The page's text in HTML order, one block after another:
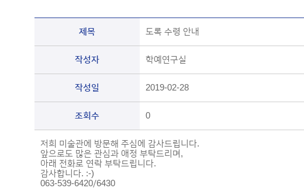
제목 도록 수령 안내
작성자 학예연구실
작성일 2019-02-28
조회수 0
저희 미술관에 방문해 주심에 감사드립니다.
앞으로도 많은 관심과 애정 부탁드리며,
아래 전화로 연락 부탁드립니다.
감사합니다. :-)
063-539-6420/6430